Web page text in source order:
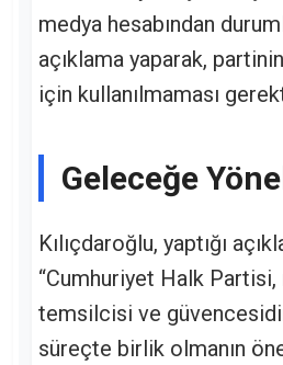
medya hesabından
açıklama yaparak,
için kullanılmaması
Geleceğe
Kılıçdaroğlu, yaptığı
“Cumhuriyet Halk
temsilcisi ve
süreçte birlik olmanın